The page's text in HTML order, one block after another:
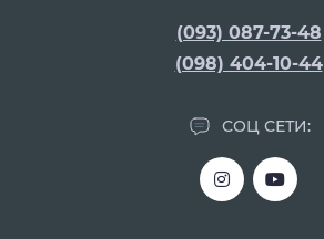
(093) 087-73-48
(098) 404-10-44
СОЦ СЕТИ: